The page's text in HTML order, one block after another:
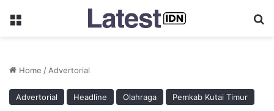
Menu
Home /Advertorial
Advertorial Headline Olahraga Pemkab Kutai Timur